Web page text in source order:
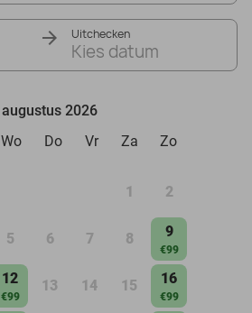
Uitchecken
Kies datum
augustus 2026
Wo Do Vr Za Zo
1 2
5 6 7 8 9
€99
12
€99
13 14 15 16
€99